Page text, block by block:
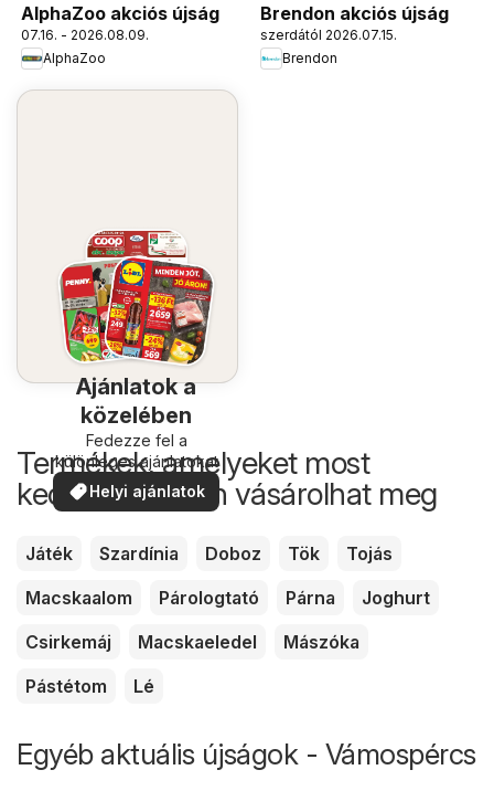
AlphaZoo akciós újság
07.16. - 2026.08.09.
AlphaZoo
Brendon akciós újság
szerdától 2026.07.15.
Brendon
Ajánlatok a
közelében
Fedezze fel a
különleges ajánlatokat
Helyi ajánlatok
Termékek, amelyeket most
kedvezőbb áron vásárolhat meg
Játék Szardínia Doboz Tök
Tojás
Macskaalom
Párologtató Párna
Joghurt
Csirkemáj
Macskaeledel
Mászóka
Pástétom
Lé
Egyéb aktuális újságok - Vámospércs